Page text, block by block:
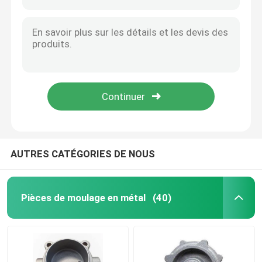
Pièces de moulage de fer
pièces de moulage d'aluminium
Les pièces de moulage mécanique sous pression
Pièces de moulage de précision
Pièces de forge en acier
AUTRES CATÉGORIES DE NOUS
Pièces de moulage en métal (40)